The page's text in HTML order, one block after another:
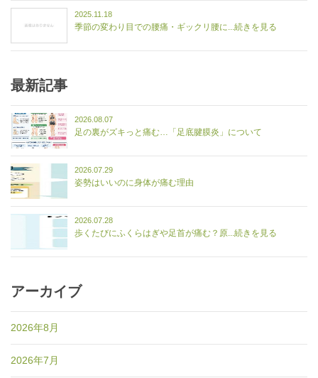
2025.11.18
季節の変わり目での腰痛・ギックリ腰に...続きを見る
最新記事
2026.08.07
足の裏がズキっと痛む…「足底腱膜炎」について
2026.07.29
姿勢はいいのに身体が痛む理由
2026.07.28
歩くたびにふくらはぎや足首が痛む？原...続きを見る
アーカイブ
2026年8月
2026年7月